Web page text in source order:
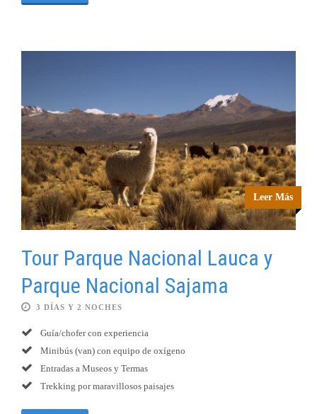
Leer Más
Tour Parque Nacional Lauca y
Parque Nacional Sajama
3 DÍAS Y 2 NOCHES
Guía/chofer con experiencia
Minibús (van) con equipo de oxígeno
Entradas a Museos y Termas
Trekking por maravillosos paisajes